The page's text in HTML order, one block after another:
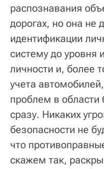
распознавания
дорогах, но она не
идентификации
систему до уровня
личности и, более
учета
проблем в области
сразу. Никаких
безопасности не
что
скажем так,